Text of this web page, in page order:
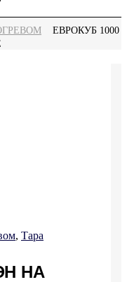
ЕВРОКУБ 1000
, Тара
НА